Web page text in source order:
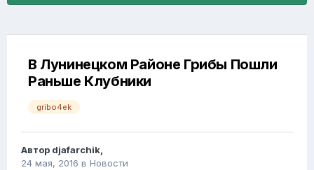
В Лунинецком Районе Грибы Пошли
Раньше Клубники
gribo4ek
Автор djafarchik,
24 мая, 2016 в Новости